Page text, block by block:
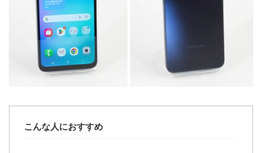
こんな人におすすめ